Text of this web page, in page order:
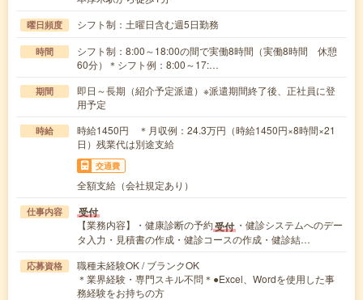
曜日頻度 シフト制：土曜日含む週5日勤務
時間
シフト制：8:00～18:00の間で実働8時間（実働8時間 休憩
60分）＊シフト例：8:00～17:…
期間
即日～長期（紹介予定派遣）※派遣期間終了後、正社員に登
用予定
時給
時給1450円 ＊月収例：24.3万円（時給1450円×8時間×21
日）残業代は別途支給
交通費
全額支給（会社規定あり）
仕事内容 受付
【業務内容】・健康診断の予約受付 ・健診システムへのデー
タ入力・見積書の作成・健診コースの作成・健診結…
応募資格
職種未経験OK / ブランクOK
＊業界経験・専門スキル不問＊●Excel、Wordを使用した事
務経験をお持ちの方